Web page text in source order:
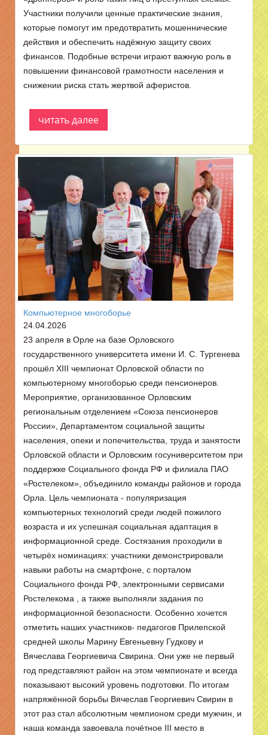
Участники получили ценные практические знания,
которые помогут им предотвратить мошеннические
действия и обеспечить надёжную защиту своих
финансов. Подобные встречи играют важную роль в
повышении финансовой грамотности населения и
снижении риска стать жертвой аферистов.
читать далее
Компьютерное многоборье
24.04.2026
23 апреля в Орле на базе Орловского
государственного университета имени И. С. Тургенева
прошёл XIII чемпионат Орловской области по
компьютерному многоборью среди пенсионеров.
Мероприятие, организованное Орловским
региональным отделением «Союза пенсионеров
России», Департаментом социальной защиты
населения, опеки и попечительства, труда и занятости
Орловской области и Орловским госуниверситетом при
поддержке Социального фонда РФ и филиала ПАО
«Ростелеком», объединило команды районов и города
Орла. Цель чемпионата - популяризация
компьютерных технологий среди людей пожилого
возраста и их успешная социальная адаптация в
информационной среде. Состязания проходили в
четырёх номинациях: участники демонстрировали
навыки работы на смартфоне, с порталом
Социального фонда РФ, электронными сервисами
Ростелекома , а также выполняли задания по
информационной безопасности. Особенно хочется
отметить наших участников- педагогов Прилепской
средней школы Марину Евгеньевну Гудкову и
Вячеслава Георгиевича Свирина. Они уже не первый
год представляют район на этом чемпионате и всегда
показывают высокий уровень подготовки. По итогам
напряжённой борьбы Вячеслав Георгиевич Свирин в
этот раз стал абсолютным чемпионом среди мужчин, и
наша команда завоевала почётное III место в